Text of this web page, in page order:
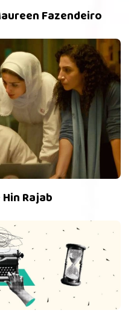
Fazendeiro
Rajab